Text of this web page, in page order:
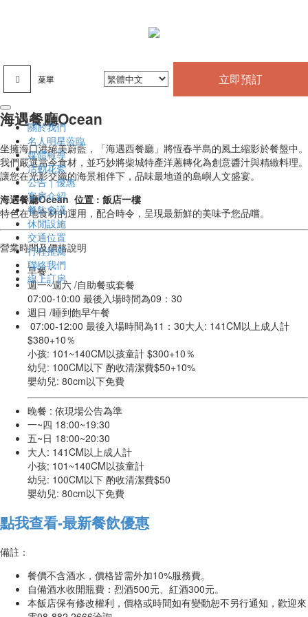
菜單 立即預訂
關於我們
名人明星蒞臨
媒體報導
活動花絮
公告｜優惠
客房介紹
餐飲會議
休閒設施
交通位置
行程推薦
聯絡我們
線上訂房
海遇餐廳Ocean
坐擁海口港絕美蔚藍，「海遇西餐廳」將恆春半島的風土縮影於餐盤中。
我們嚴選當令食材，並巧妙將柴城特產洋蔥轉化為創意醬汁與精緻料理。
讓您在光影交織的海景相伴下，品味最地道的島嶼人文盛宴。
海遇餐廳Ocean 位置 : 飯店一樓
特色在地食材的運用，配合時令，呈現最新鮮的美味予您品嚐。
營業時間及價格說明
早餐 :
週一~週六 /自助餐或套餐
07:00-10:00 最後入場時間為09：30
週日 /睡到飽早午餐
07:00-12:00 最後入場時間為11：30大人: 141CM以上成人計
$380+10％
小孩: 101~140CM以孩童計 $300+10％
幼兒: 100CM以下 酌收清潔費$50+10%
嬰幼兒: 80cm以下免費
晚餐 : 依現場公告為準
一~四 18:00~19:30
五~日 18:00~20:30
大人: 141CM以上成人計
小孩: 101~140CM以孩童計
幼兒: 100CM以下 酌收清潔費$50
嬰幼兒: 80cm以下免費
點我查看-最新餐飲優惠
備註：
餐價不含酒水，價格皆需外加10%服務費。
自備酒水收開瓶費：烈酒500元、紅酒300元。
本飯店保有修改權利，價格或時間如有變動恕不另行通知，歡迎來